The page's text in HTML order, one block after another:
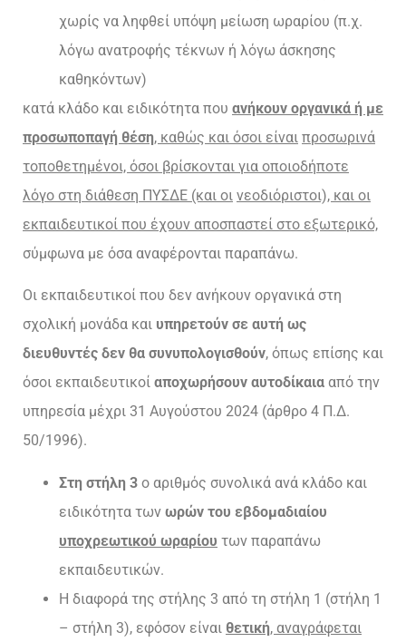
χωρίς να ληφθεί υπόψη μείωση ωραρίου (π.χ.
λόγω ανατροφής τέκνων ή λόγω άσκησης
καθηκόντων)
κατά κλάδο και ειδικότητα που ανήκουν οργανικά ή με
προσωποπαγή θέση, καθώς και όσοι είναι προσωρινά
τοποθετημένοι, όσοι βρίσκονται για οποιοδήποτε
λόγο στη διάθεση ΠΥΣΔΕ (και οι νεοδιόριστοι), και οι
εκπαιδευτικοί που έχουν αποσπαστεί στο εξωτερικό,
σύμφωνα με όσα αναφέρονται παραπάνω.
Οι εκπαιδευτικοί που δεν ανήκουν οργανικά στη
σχολική μονάδα και υπηρετούν σε αυτή ως
διευθυντές δεν θα συνυπολογισθούν, όπως επίσης και
όσοι εκπαιδευτικοί αποχωρήσουν αυτοδίκαια από την
υπηρεσία μέχρι 31 Αυγούστου 2024 (άρθρο 4 Π.Δ.
50/1996).
Στη στήλη 3 ο αριθμός συνολικά ανά κλάδο και
ειδικότητα των ωρών του εβδομαδιαίου
υποχρεωτικού ωραρίου των παραπάνω
εκπαιδευτικών.
Η διαφορά της στήλης 3 από τη στήλη 1 (στήλη 1
– στήλη 3), εφόσον είναι θετική, αναγράφεται